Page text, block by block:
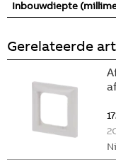
Inbouwdiepte
Gerelateerde